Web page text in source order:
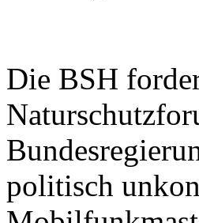
Die BSH
politisch